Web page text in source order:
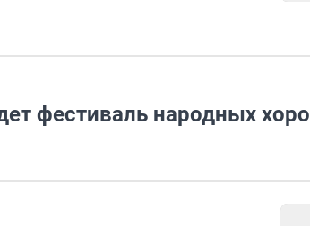
фестиваль народных